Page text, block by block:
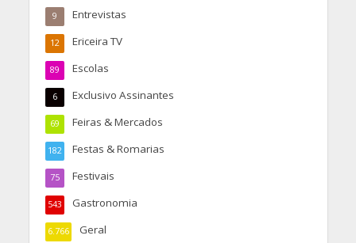
Entrevistas
9
Ericeira TV
12
Escolas
89
Exclusivo Assinantes
6
Feiras & Mercados
69
Festas & Romarias
182
Festivais
75
Gastronomia
543
Geral
6.766